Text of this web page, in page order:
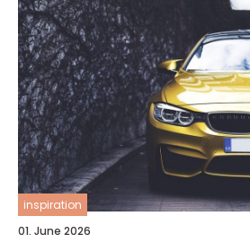
inspiration
01. June 2026